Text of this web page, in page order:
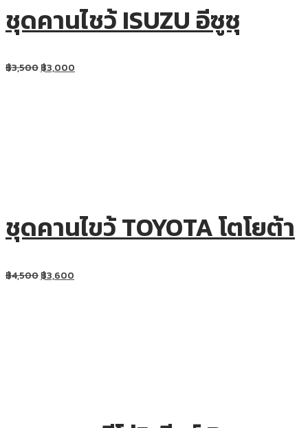
ชุดคานไชว้ ISUZU อีซูซุ
฿3,500฿3,000
ชุดคานไขว้ TOYOTA โตโยต้า
฿4,500฿3,600